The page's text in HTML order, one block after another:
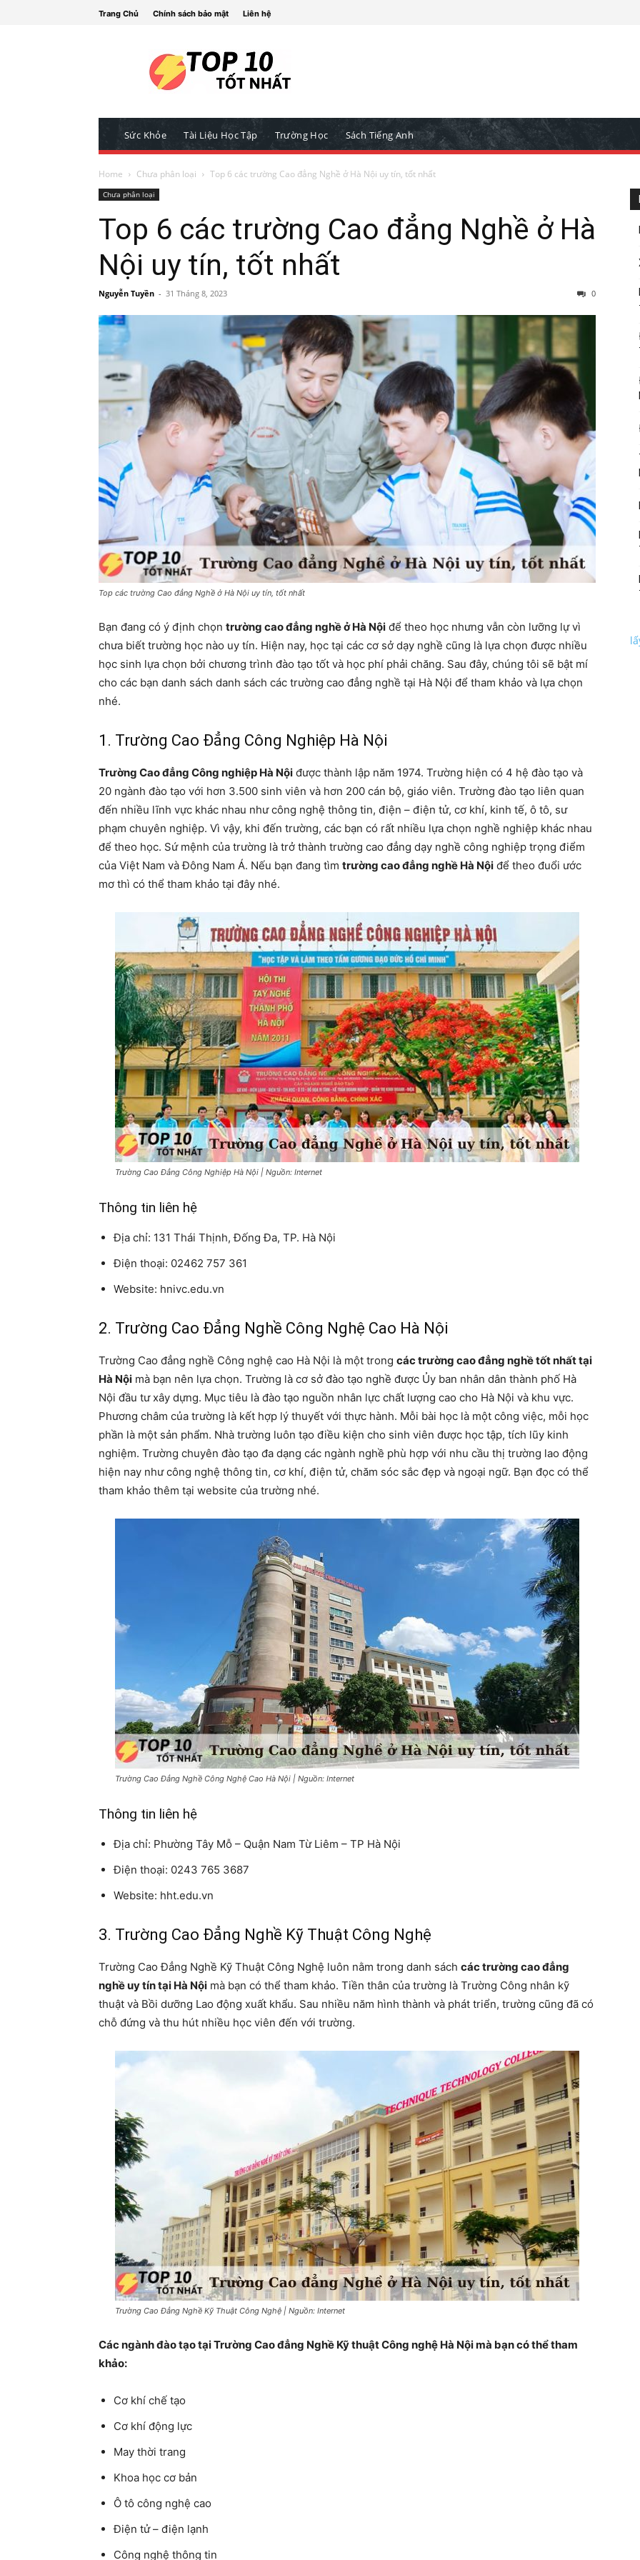
Trang Chủ Chính sách bảo mật Liên hệ
Sức Khỏe Tài Liệu Học Tập Trường Học Sách Tiếng Anh
Home Chưa phân loại Top 6 các trường Cao đẳng Nghề ở Hà Nội uy tín, tốt nhất
Chưa phân loại
Top 6 các trường Cao đẳng Nghề ở Hà
Nội uy tín, tốt nhất
Nguyễn Tuyền - 31 Tháng 8, 2023 0
Top các trường Cao đẳng Nghề ở Hà Nội uy tín, tốt nhất
Bạn đang có ý định chọn trường cao đẳng nghề ở Hà Nội để theo học nhưng vẫn còn lưỡng lự vì
chưa biết trường học nào uy tín. Hiện nay, học tại các cơ sở dạy nghề cũng là lựa chọn được nhiều
học sinh lựa chọn bởi chương trình đào tạo tốt và học phí phải chăng. Sau đây, chúng tôi sẽ bật mí
cho các bạn danh sách danh sách các trường cao đẳng nghề tại Hà Nội để tham khảo và lựa chọn
nhé.
1. Trường Cao Đẳng Công Nghiệp Hà Nội
Trường Cao đẳng Công nghiệp Hà Nội được thành lập năm 1974. Trường hiện có 4 hệ đào tạo và
20 ngành đào tạo với hơn 3.500 sinh viên và hơn 200 cán bộ, giáo viên. Trường đào tạo liên quan
đến nhiều lĩnh vực khác nhau như công nghệ thông tin, điện – điện tử, cơ khí, kinh tế, ô tô, sư
phạm chuyên nghiệp. Vì vậy, khi đến trường, các bạn có rất nhiều lựa chọn nghề nghiệp khác nhau
để theo học. Sứ mệnh của trường là trở thành trường cao đẳng dạy nghề công nghiệp trọng điểm
của Việt Nam và Đông Nam Á. Nếu bạn đang tìm trường cao đẳng nghề Hà Nội để theo đuổi ước
mơ thì có thể tham khảo tại đây nhé.
Trường Cao Đẳng Công Nghiệp Hà Nội | Nguồn: Internet
Thông tin liên hệ
Địa chỉ: 131 Thái Thịnh, Đống Đa, TP. Hà Nội
Điện thoại: 02462 757 361
Website: hnivc.edu.vn
2. Trường Cao Đẳng Nghề Công Nghệ Cao Hà Nội
Trường Cao đẳng nghề Công nghệ cao Hà Nội là một trong các trường cao đẳng nghề tốt nhất tại
Hà Nội mà bạn nên lựa chọn. Trường là cơ sở đào tạo nghề được Ủy ban nhân dân thành phố Hà
Nội đầu tư xây dựng. Mục tiêu là đào tạo nguồn nhân lực chất lượng cao cho Hà Nội và khu vực.
Phương châm của trường là kết hợp lý thuyết với thực hành. Mỗi bài học là một công việc, mỗi học
phần là một sản phẩm. Nhà trường luôn tạo điều kiện cho sinh viên được học tập, tích lũy kinh
nghiệm. Trường chuyên đào tạo đa dạng các ngành nghề phù hợp với nhu cầu thị trường lao động
hiện nay như công nghệ thông tin, cơ khí, điện tử, chăm sóc sắc đẹp và ngoại ngữ. Bạn đọc có thể
tham khảo thêm tại website của trường nhé.
Trường Cao Đẳng Nghề Công Nghệ Cao Hà Nội | Nguồn: Internet
Thông tin liên hệ
Địa chỉ: Phường Tây Mỗ – Quận Nam Từ Liêm – TP Hà Nội
Điện thoại: 0243 765 3687
Website: hht.edu.vn
3. Trường Cao Đẳng Nghề Kỹ Thuật Công Nghệ
Trường Cao Đẳng Nghề Kỹ Thuật Công Nghệ luôn nằm trong danh sách các trường cao đẳng
nghề uy tín tại Hà Nội mà bạn có thể tham khảo. Tiền thân của trường là Trường Công nhân kỹ
thuật và Bồi dưỡng Lao động xuất khẩu. Sau nhiều năm hình thành và phát triển, trường cũng đã có
chỗ đứng và thu hút nhiều học viên đến với trường.
Trường Cao Đẳng Nghề Kỹ Thuật Công Nghệ | Nguồn: Internet
Các ngành đào tạo tại Trường Cao đẳng Nghề Kỹ thuật Công nghệ Hà Nội mà bạn có thể tham
khảo:
Cơ khí chế tạo
Cơ khí động lực
May thời trang
Khoa học cơ bản
Ô tô công nghệ cao
Điện tử – điện lạnh
Công nghệ thông tin